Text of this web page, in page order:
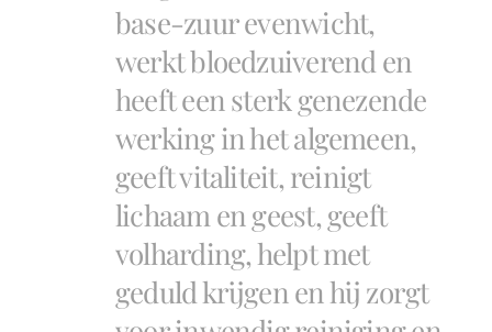
base-zuur evenwicht,
werkt bloedzuiverend en
heeft een sterk genezende
werking in het algemeen,
geeft vitaliteit, reinigt
lichaam en geest, geeft
volharding, helpt met
geduld krijgen en hij zorgt